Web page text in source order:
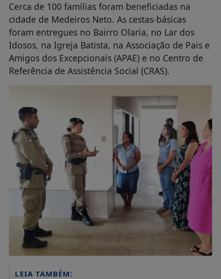
Cerca de 100 famílias foram beneficiadas na
cidade de Medeiros Neto. As cestas-básicas
foram entregues no Bairro Olaria, no Lar dos
Idosos, na Igreja Batista, na Associação de Pais e
Amigos dos Excepcionais (APAE) e no Centro de
Referência de Assistência Social (CRAS).
LEIA TAMBÉM: